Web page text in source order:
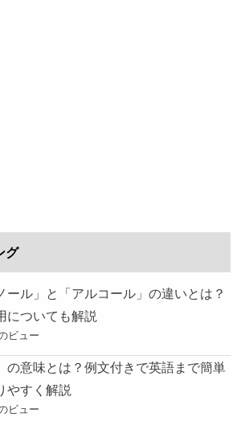
グ
ール」と「アルコール」の違いとは？
についても解説
ビュー
の意味とは？例文付きで英語まで簡単
やすく解説
ビュー